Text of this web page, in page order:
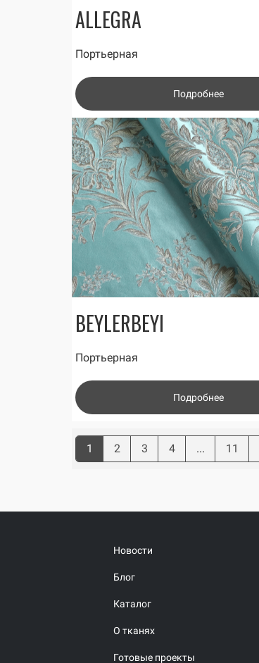
ALLEGRA
Портьерная
Подробнее
BEYLERBEYI
Портьерная
Подробнее
1 2 3 4 ... 11
Новости
Блог
Каталог
О тканях
Готовые проекты